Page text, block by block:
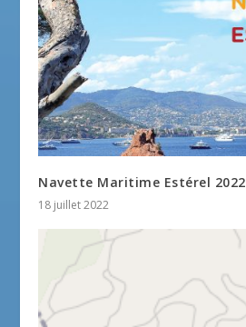
Navette Maritime Estérel 2022
18 juillet 2022